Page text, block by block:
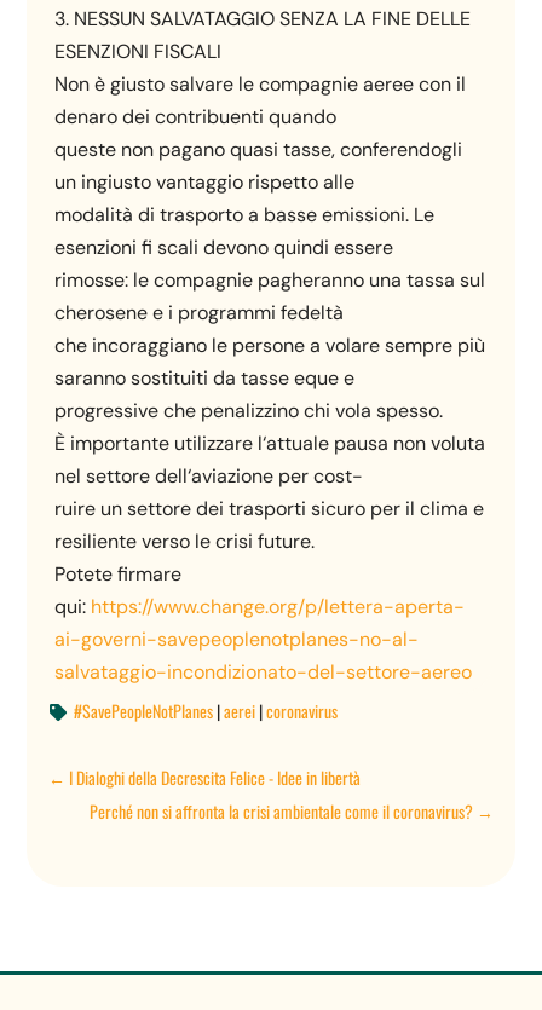
3. NESSUN SALVATAGGIO SENZA LA FINE DELLE
ESENZIONI FISCALI
Non è giusto salvare le compagnie aeree con il
denaro dei contribuenti quando
queste non pagano quasi tasse, conferendogli
un ingiusto vantaggio rispetto alle
modalità di trasporto a basse emissioni. Le
esenzioni fi scali devono quindi essere
rimosse: le compagnie pagheranno una tassa sul
cherosene e i programmi fedeltà
che incoraggiano le persone a volare sempre più
saranno sostituiti da tasse eque e
progressive che penalizzino chi vola spesso.
È importante utilizzare l‘attuale pausa non voluta
nel settore dell‘aviazione per cost-
ruire un settore dei trasporti sicuro per il clima e
resiliente verso le crisi future.
Potete firmare
qui: https://www.change.org/p/lettera-aperta-
ai-governi-savepeoplenotplanes-no-al-
salvataggio-incondizionato-del-settore-aereo
 #SavePeopleNotPlanes|aerei|coronavirus
← I Dialoghi della Decrescita Felice - Idee in libertà
Perché non si affronta la crisi ambientale come il coronavirus?→